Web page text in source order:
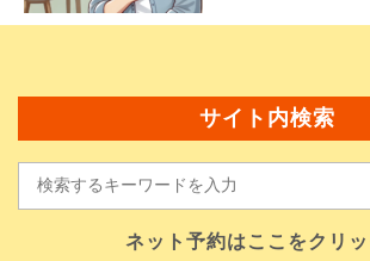
サイト内検索
ネット予約はここをクリッ